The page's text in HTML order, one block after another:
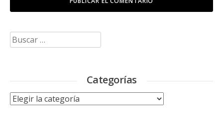
Buscar:
Categorías
Categorías